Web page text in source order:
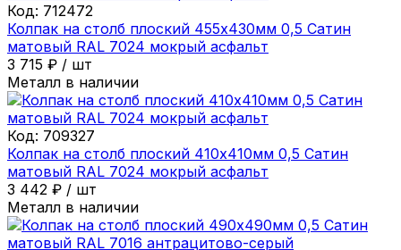
Код: 712472
Колпак на столб плоский 455х430мм 0,5 Сатин
матовый RAL 7024 мокрый асфальт
3 715 ₽ / шт
Металл в наличии
Код: 709327
Колпак на столб плоский 410х410мм 0,5 Сатин
матовый RAL 7024 мокрый асфальт
3 442 ₽ / шт
Металл в наличии